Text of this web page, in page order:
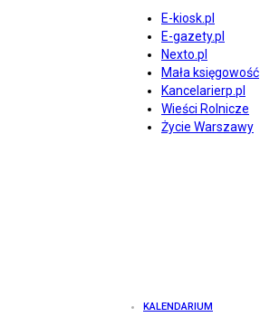
E-kiosk.pl
E-gazety.pl
Nexto.pl
Mała księgowość
Kancelarierp.pl
Wieści Rolnicze
Życie Warszawy
KALENDARIUM